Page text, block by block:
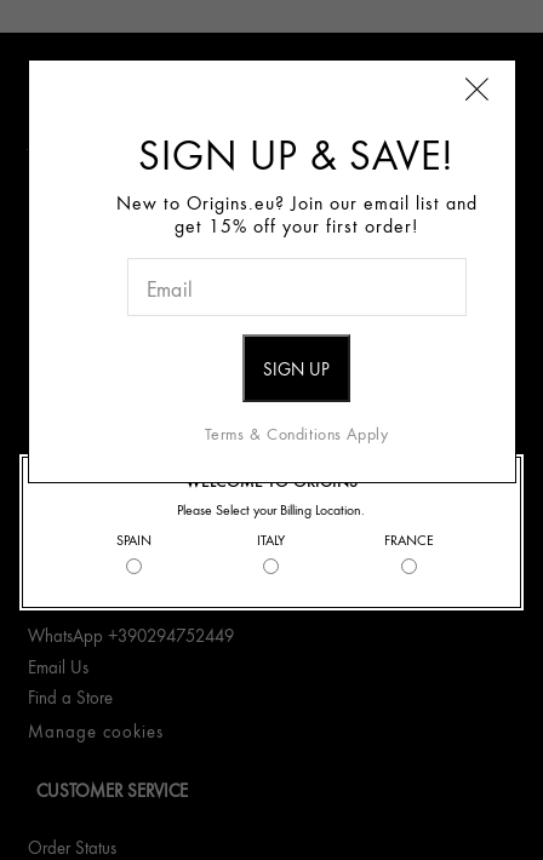
Review our data privacy notice
CONTACT US
+390294752449
WhatsApp +390294752449
Email Us
Find a Store
Manage cookies
CUSTOMER SERVICE
Order Status
SIGN UP & SAVE!
New to Origins.eu? Join our email list and
get 15% off your first order!
Terms & Conditions Apply
WELCOME TO ORIGINS
Please Select your Billing Location.
SPAIN
ITALY FRANCE